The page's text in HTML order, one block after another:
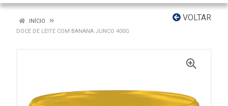
VOLTAR
INÍCIO
DOCE DE LEITE COM BANANA JUNCO 400G